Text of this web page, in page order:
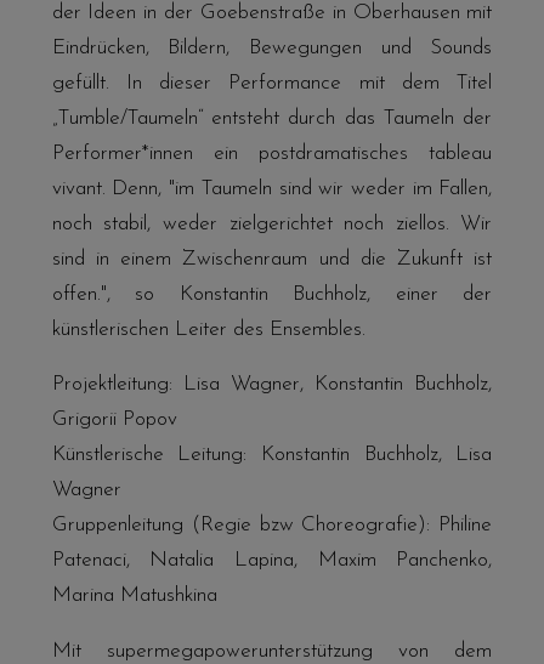
der Ideen in der Goebenstraße in Oberhausen mit
Eindrücken, Bildern, Bewegungen und Sounds
gefüllt. In dieser Performance mit dem Titel
„Tumble/Taumeln“ entsteht durch das Taumeln der
Performer*innen ein postdramatisches tableau
vivant. Denn, "im Taumeln sind wir weder im Fallen,
noch stabil, weder zielgerichtet noch ziellos. Wir
sind in einem Zwischenraum und die Zukunft ist
offen.", so Konstantin Buchholz, einer der
künstlerischen Leiter des Ensembles.
Projektleitung: Lisa Wagner, Konstantin Buchholz,
Grigorii Popov
Künstlerische Leitung: Konstantin Buchholz, Lisa
Wagner
Gruppenleitung (Regie bzw Choreografie): Philine
Patenaci, Natalia Lapina, Maxim Panchenko,
Marina Matushkina
Mit supermegapowerunterstützung von dem